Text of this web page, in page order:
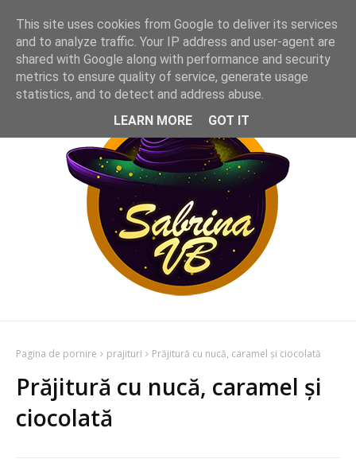
Pagina de pornire prajituri Prăjitură cu nucă, caramel și ciocolată
Prăjitură cu nucă, caramel și
ciocolată
This site uses cookies from Google to deliver its services
and to analyze traffic. Your IP address and user-agent are
shared with Google along with performance and security
metrics to ensure quality of service, generate usage
statistics, and to detect and address abuse.
LEARN MORE
GOT IT